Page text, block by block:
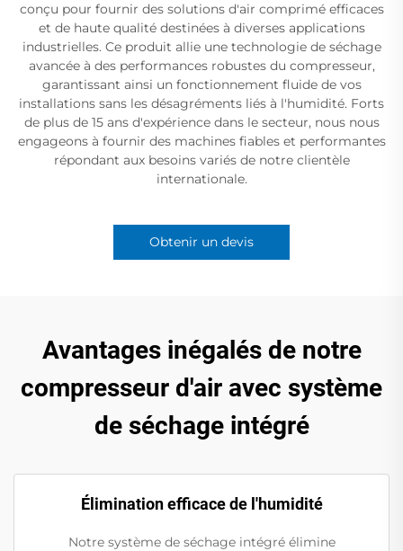
conçu pour fournir des solutions d'air comprimé efficaces
et de haute qualité destinées à diverses applications
industrielles. Ce produit allie une technologie de séchage
avancée à des performances robustes du compresseur,
garantissant ainsi un fonctionnement fluide de vos
installations sans les désagréments liés à l'humidité. Forts
de plus de 15 ans d'expérience dans le secteur, nous nous
engageons à fournir des machines fiables et performantes
répondant aux besoins variés de notre clientèle
internationale.
Obtenir un devis
Avantages inégalés de notre
compresseur d'air avec système
de séchage intégré
Élimination efficace de l'humidité
Notre système de séchage intégré élimine